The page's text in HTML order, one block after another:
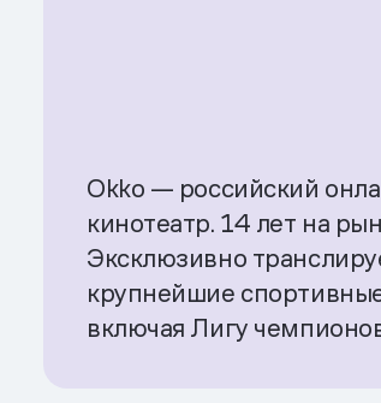
Okko — российский
кинотеатр. 14 лет на
Эксклюзивно
крупнейшие
включая Лигу